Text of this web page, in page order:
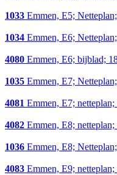
1033 Emmen, E5;
1034 Emmen, E6;
4080 Emmen, E6; bijblad;
1035 Emmen, E7;
4081 Emmen, E7; netteplan;
4082 Emmen, E8; netteplan;
1036 Emmen, E8;
4083 Emmen, E9; netteplan;